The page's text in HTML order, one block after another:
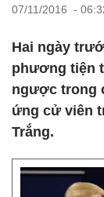
07/11/2016 -
Hai ngày
phương tiện
ngược trong
ứng cử viên
Trắng.